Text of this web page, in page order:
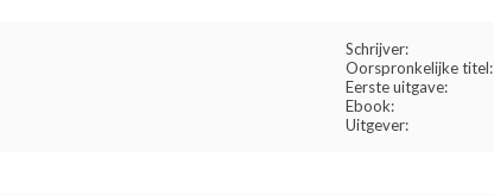
Schrijver:
Oorspronkelijke titel:
Eerste uitgave:
Ebook:
Uitgever: